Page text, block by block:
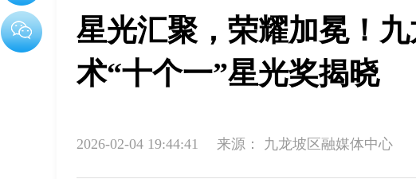
星光汇聚，荣耀加冕！
术“十个一”星光奖揭晓
2026-02-04 19:44:41 来源： 九龙坡区融媒体中心